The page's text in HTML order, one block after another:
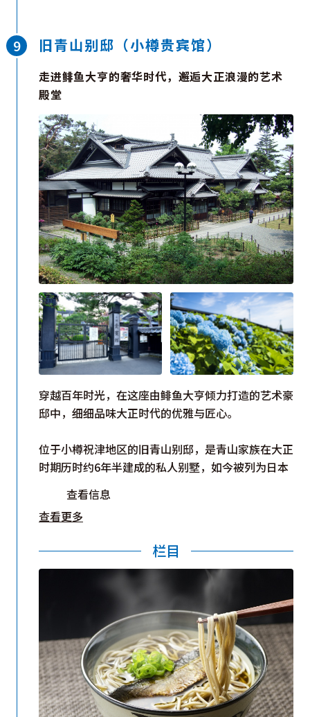
旧青山别邸（小樽贵宾馆）
走进鲱鱼大亨的奢华时代，邂逅大正浪漫的艺术
殿堂
穿越百年时光，在这座由鲱鱼大亨倾力打造的艺术豪
邸中，细细品味大正时代的优雅与匠心。
位于小樽祝津地区的旧青山别邸，是青山家族在大正
时期历时约6年半建成的私人别墅，如今被列为日本
国家登录有形文化财。走进约190坪（约628平方
米）的宽敞宅邸，18间居室依次展开，每一处细节
都静静诉说着昔日的荣光。指尖拂过厚重的榉木梁
与白檀木雕散发的淡淡幽香。精致的雕刻点缀其间，
仿佛在低声讲述百年前的繁华故事。
在相邻的小樽贵宾馆大厅内，119幅天井画绵延展
开，营造出宛如艺术殿堂般的空间。漫步四季更迭的
庭园，在花影与微风之间品尝地道的鲱鱼料理，于静
谧之中感受跨越时光的优雅与从容。
查看信息
查看更多
栏目